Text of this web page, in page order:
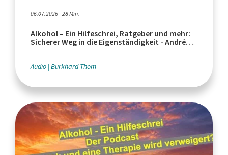
06.07.2026 - 28 Min.
Alkohol – Ein Hilfeschrei, Ratgeber und mehr:
Sicherer Weg in die Eigenständigkeit - André
Audio Burkhard Thom